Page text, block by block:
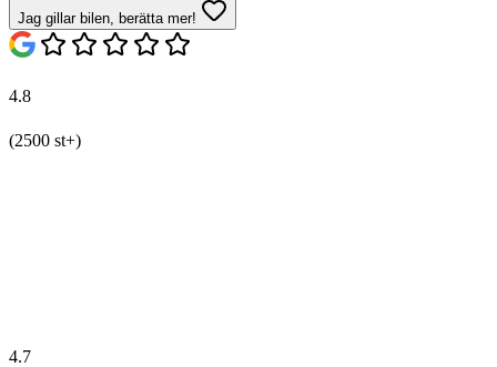
Jag gillar bilen, berätta mer!
4.8
(2500 st+)
4.7